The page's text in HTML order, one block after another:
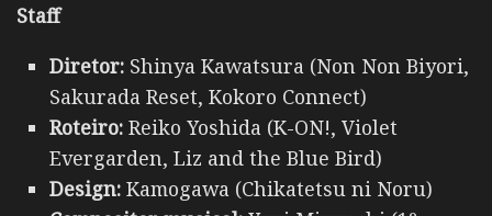
Staff
Diretor: Shinya Kawatsura (Non Non Biyori,
Sakurada Reset, Kokoro Connect)
Roteiro: Reiko Yoshida (K-ON!, Violet
Evergarden, Liz and the Blue Bird)
Design: Kamogawa (Chikatetsu ni Noru)